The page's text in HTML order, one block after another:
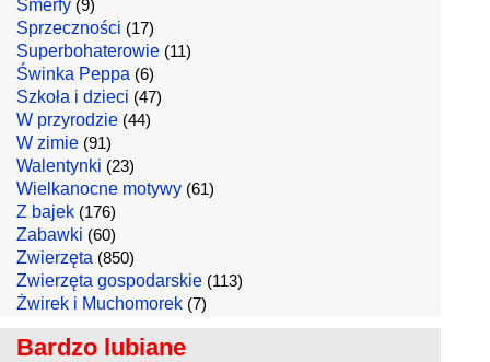
Smerfy (9)
Sprzeczności (17)
Superbohaterowie (11)
Świnka Peppa (6)
Szkoła i dzieci (47)
W przyrodzie (44)
W zimie (91)
Walentynki (23)
Wielkanocne motywy (61)
Z bajek (176)
Zabawki (60)
Zwierzęta (850)
Zwierzęta gospodarskie (113)
Żwirek i Muchomorek (7)
Bardzo lubiane